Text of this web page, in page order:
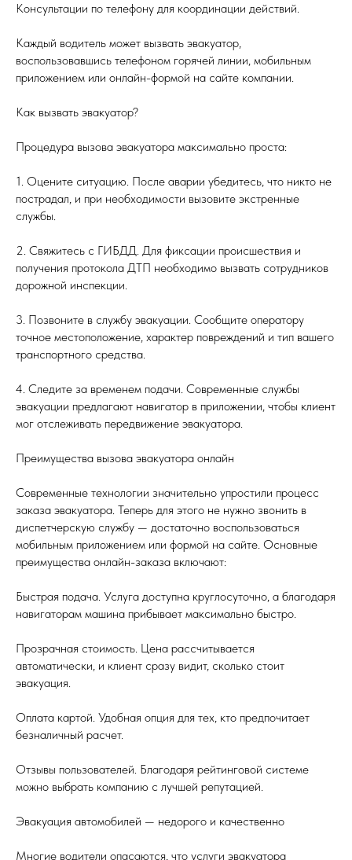
Консультации по телефону для координации действий.
Каждый водитель может вызвать эвакуатор,
воспользовавшись телефоном горячей линии, мобильным
приложением или онлайн-формой на сайте компании.
Как вызвать эвакуатор?
Процедура вызова эвакуатора максимально проста:
1. Оцените ситуацию. После аварии убедитесь, что никто не
пострадал, и при необходимости вызовите экстренные
службы.
2. Свяжитесь с ГИБДД. Для фиксации происшествия и
получения протокола ДТП необходимо вызвать сотрудников
дорожной инспекции.
3. Позвоните в службу эвакуации. Сообщите оператору
точное местоположение, характер повреждений и тип вашего
транспортного средства.
4. Следите за временем подачи. Современные службы
эвакуации предлагают навигатор в приложении, чтобы клиент
мог отслеживать передвижение эвакуатора.
Преимущества вызова эвакуатора онлайн
Современные технологии значительно упростили процесс
заказа эвакуатора. Теперь для этого не нужно звонить в
диспетчерскую службу — достаточно воспользоваться
мобильным приложением или формой на сайте. Основные
преимущества онлайн-заказа включают:
Быстрая подача. Услуга доступна круглосуточно, а благодаря
навигаторам машина прибывает максимально быстро.
Прозрачная стоимость. Цена рассчитывается
автоматически, и клиент сразу видит, сколько стоит
эвакуация.
Оплата картой. Удобная опция для тех, кто предпочитает
безналичный расчет.
Отзывы пользователей. Благодаря рейтинговой системе
можно выбрать компанию с лучшей репутацией.
Эвакуация автомобилей — недорого и качественно
Многие водители опасаются, что услуги эвакуатора